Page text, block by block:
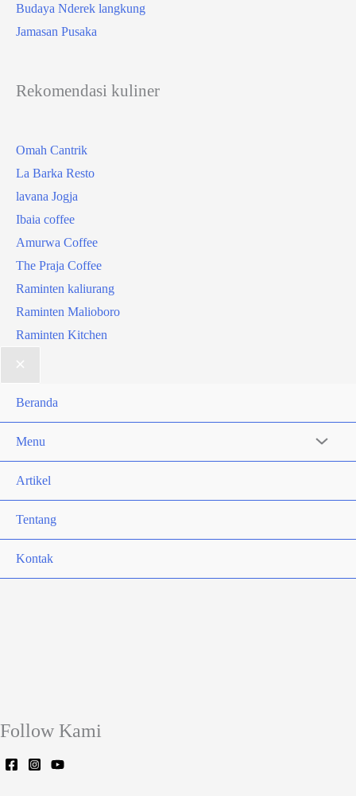
Budaya Nderek langkung
Jamasan Pusaka
Rekomendasi kuliner
Omah Cantrik
La Barka Resto
lavana Jogja
Ibaia coffee
Amurwa Coffee
The Praja Coffee
Raminten kaliurang
Raminten Malioboro
Raminten Kitchen
Beranda
Menu
Artikel
Tentang
Kontak
Follow Kami